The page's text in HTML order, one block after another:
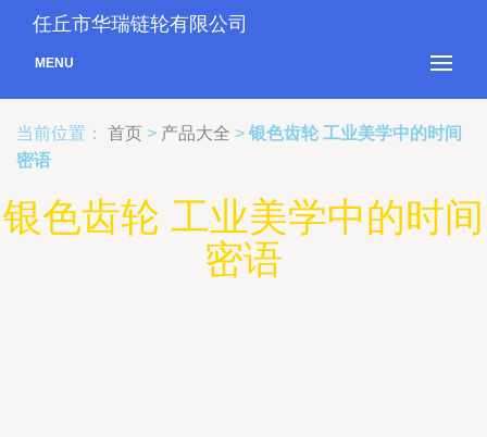
任丘市华瑞链轮有限公司
MENU
当前位置： 首页 > 产品大全 > 银色齿轮 工业美学中的时间
密语
银色齿轮 工业美学中的时间
密语